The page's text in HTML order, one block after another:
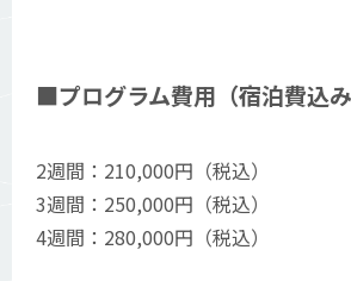
■プログラム費用（宿泊費込み
2週間：210,000円（税込）
3週間：250,000円（税込）
4週間：280,000円（税込）